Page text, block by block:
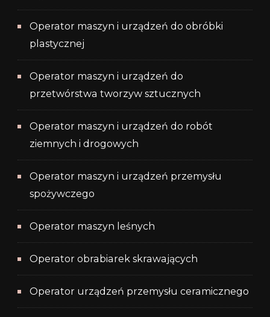
Operator maszyn i urządzeń do obróbki
plastycznej
Operator maszyn i urządzeń do
przetwórstwa tworzyw sztucznych
Operator maszyn i urządzeń do robót
ziemnych i drogowych
Operator maszyn i urządzeń przemysłu
spożywczego
Operator maszyn leśnych
Operator obrabiarek skrawających
Operator urządzeń przemysłu ceramicznego